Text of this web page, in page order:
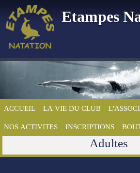
Etampes
ACCUEIL LA VIE DU CLUB
NOS ACTIVITES INSCRIPTIONS
Adultes
Panneau de gestion des cookies